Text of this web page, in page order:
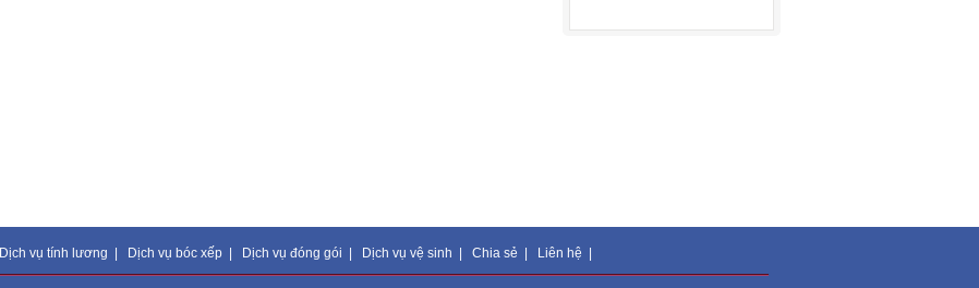
Dịch vụ tính lương Dịch vụ bóc xếp Dịch vụ đóng gói Dịch vụ vệ sinh Chia sẻ Liên hệ